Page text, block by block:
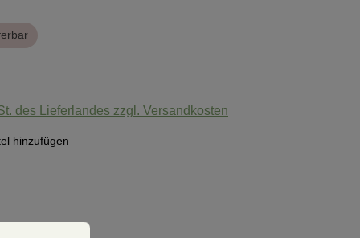
des Lieferlandes zzgl. Versandkosten
hinzufügen
Mehr Informationen ...